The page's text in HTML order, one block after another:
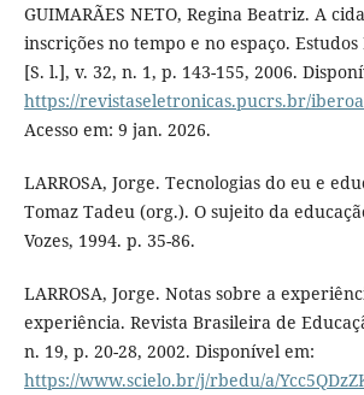
GUIMARÃES NETO, Regina Beatriz. A
inscrições no tempo e no espaço.
[S. l.], v. 32, n. 1, p. 143-155, 2006.
https://revistaseletronicas.pucrs.br/
Acesso em: 9 jan. 2026.
LARROSA, Jorge. Tecnologias do eu e
Tomaz Tadeu (org.). O sujeito da
Vozes, 1994. p. 35-86.
LARROSA, Jorge. Notas sobre a
experiência. Revista Brasileira de
n. 19, p. 20-28, 2002. Disponível em:
https://www.scielo.br/j/rbedu/a/